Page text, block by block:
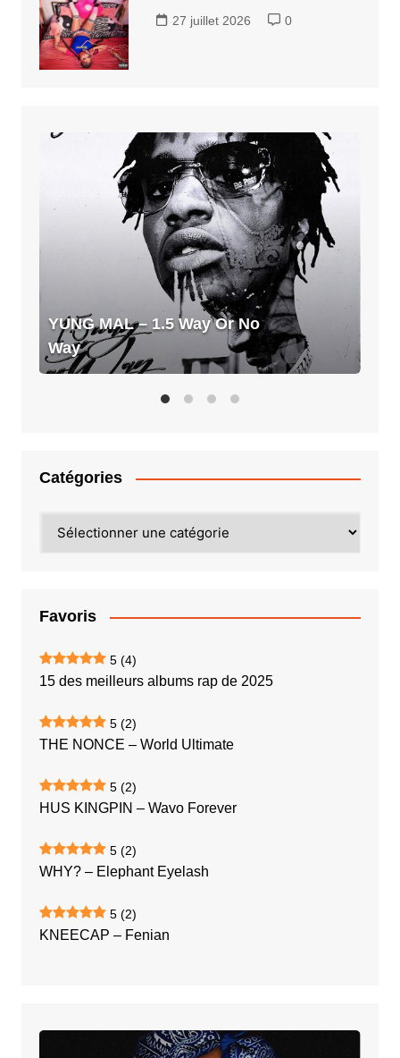
27 juillet 2026 0
YUNG
1.5
Or
YUNG MAL – 1.5 Way Or No
Way
Catégories
Favoris
5 (4)
15 des meilleurs albums rap de 2025
5 (2)
THE NONCE – World Ultimate
5 (2)
HUS KINGPIN – Wavo Forever
5 (2)
WHY? – Elephant Eyelash
5 (2)
KNEECAP – Fenian